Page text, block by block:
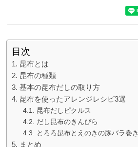
目次
昆布とは
昆布の種類
基本の昆布だしの取り方
昆布を使ったアレンジレシピ3選
昆布だしピクルス
だし昆布のきんぴら
とろろ昆布とえのきの豚バラ巻き
まとめ